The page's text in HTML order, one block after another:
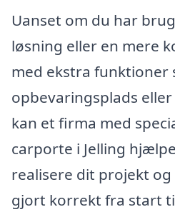
Uanset om du har
løsning eller en mere
med ekstra funktioner
opbevaringsplads
kan et firma med
carporte i Jelling
realisere dit projekt
gjort korrekt fra start